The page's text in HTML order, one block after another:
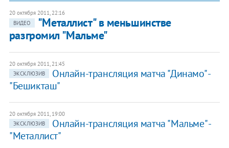
20 октября 2011, 22:16
ВИДЕО
​"Металлист" в меньшинстве
разгромил "Мальме"
20 октября 2011, 21:45
ЭКСКЛЮЗИВ
Онлайн-трансляция матча "Динамо" -
"Бешикташ"
20 октября 2011, 19:00
ЭКСКЛЮЗИВ
Онлайн-трансляция матча "Мальме" -
"Металлист"